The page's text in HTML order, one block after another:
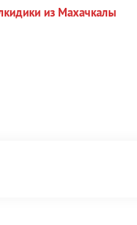
из Махачкалы